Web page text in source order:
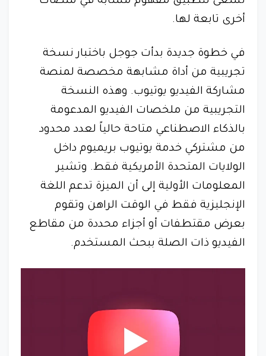
أخرى تابعة لها.
في خطوة جديدة بدأت جوجل باختبار نسخة
تجريبية من أداة مشابهة مخصصة لمنصة
مشاركة الفيديو يوتيوب. وهذه النسخة
التجريبية من ملخصات الفيديو المدعومة
بالذكاء الاصطناعي متاحة حالياً لعدد محدود
من مشتركي خدمة يوتيوب بريميوم داخل
الولايات المتحدة الأمريكية فقط. وتشير
المعلومات الأولية إلى أن الميزة تدعم اللغة
الإنجليزية فقط في الوقت الراهن وتقوم
بعرض مقتطفات أو أجزاء محددة من مقاطع
الفيديو ذات الصلة ببحث المستخدم.